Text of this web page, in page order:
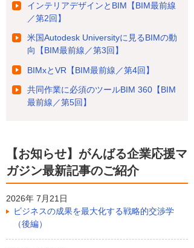
インテリアデザインとBIM【BIM最前線
／第2回】
米国Autodesk Universityに見るBIMの動
向【BIM最前線／第3回】
BIMxとVR【BIM最前線／第4回】
共同作業に必須のツールBIM 360【BIM
最前線／第5回】
【お知らせ】がんばる企業応援マ
ガジン最新記事のご紹介
2026年 7月21日
ビジネスの成果を最大化する戦略的交渉学
（後編）